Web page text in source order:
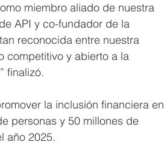
miembro aliado de nuestra
API y co-fundador de la
reconocida entre nuestra
competitivo y abierto a la
finalizó.
la inclusión financiera en
personas y 50 millones de
año 2025.